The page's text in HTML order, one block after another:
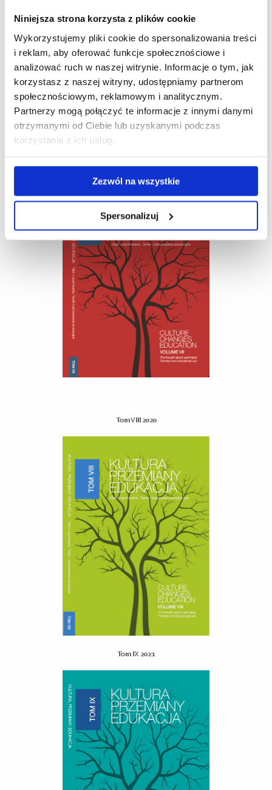
Niniejsza strona korzysta z plików cookie
Wykorzystujemy pliki cookie do spersonalizowania treści
i reklam, aby oferować funkcje społecznościowe i
analizować ruch w naszej witrynie. Informacje o tym, jak
korzystasz z naszej witryny, udostępniamy partnerom
społecznościowym, reklamowym i analitycznym.
Partnerzy mogą połączyć te informacje z innymi danymi
otrzymanymi od Ciebie lub uzyskanymi podczas
korzystania z ich usług.
Zezwól na wszystkie
Spersonalizuj
Tom VIII 2020
Tom IX 2021